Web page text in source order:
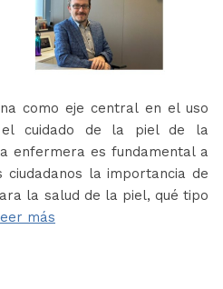
como eje central en el uso
cuidado de la piel de la
enfermera es fundamental a
la importancia de
la salud de la piel, qué tipo
más